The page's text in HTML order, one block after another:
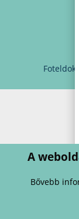
Foteldoki
A
Bővebb